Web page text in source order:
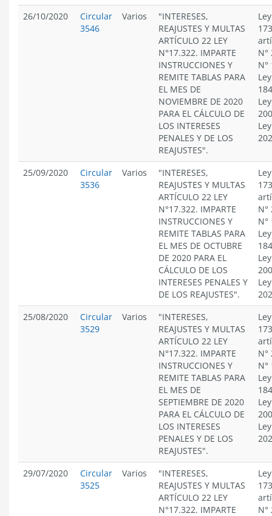
26/10/2020
Circular
3546
Varios
"INTERESES,
REAJUSTES Y MULTAS
ARTÍCULO 22 LEY
N°17.322. IMPARTE
INSTRUCCIONES Y
REMITE TABLAS PARA
EL MES DE
NOVIEMBRE DE 2020
PARA EL CÁLCULO DE
LOS INTERESES
PENALES Y DE LOS
REAJUSTES".
N°
N°
25/09/2020
Circular
3536
Varios
"INTERESES,
REAJUSTES Y MULTAS
ARTÍCULO 22 LEY
N°17.322. IMPARTE
INSTRUCCIONES Y
REMITE TABLAS PARA
EL MES DE OCTUBRE
DE 2020 PARA EL
CÁLCULO DE LOS
INTERESES PENALES Y
DE LOS REAJUSTES".
N°
N°
25/08/2020
Circular
3529
Varios
"INTERESES,
REAJUSTES Y MULTAS
ARTÍCULO 22 LEY
N°17.322. IMPARTE
INSTRUCCIONES Y
REMITE TABLAS PARA
EL MES DE
SEPTIEMBRE DE 2020
PARA EL CÁLCULO DE
LOS INTERESES
PENALES Y DE LOS
REAJUSTES".
N°
N°
29/07/2020
Circular
3525
Varios
"INTERESES,
REAJUSTES Y MULTAS
ARTÍCULO 22 LEY
N°17.322. IMPARTE
N°